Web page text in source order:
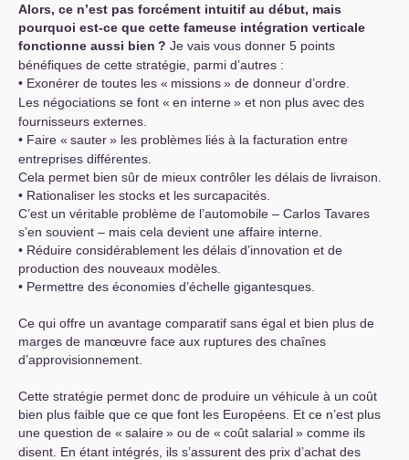
Alors, ce n’est pas forcément intuitif au début, mais
pourquoi est-ce que cette fameuse intégration verticale
fonctionne aussi bien ? Je vais vous donner 5 points
bénéfiques de cette stratégie, parmi d’autres :
• Exonérer de toutes les « missions» de donneur d’ordre.
Les négociations se font « en interne» et non plus avec des
fournisseurs externes.
• Faire « sauter» les problèmes liés à la facturation entre
entreprises différentes.
Cela permet bien sûr de mieux contrôler les délais de livraison.
• Rationaliser les stocks et les surcapacités.
C’est un véritable problème de l’automobile – Carlos Tavares
s’en souvient – mais cela devient une affaire interne.
• Réduire considérablement les délais d’innovation et de
production des nouveaux modèles.
• Permettre des économies d’échelle gigantesques.
Ce qui offre un avantage comparatif sans égal et bien plus de
marges de manœuvre face aux ruptures des chaînes
d’approvisionnement.
Cette stratégie permet donc de produire un véhicule à un coût
bien plus faible que ce que font les Européens. Et ce n’est plus
une question de « salaire» ou de « coût salarial» comme ils
disent. En étant intégrés, ils s’assurent des prix d’achat des